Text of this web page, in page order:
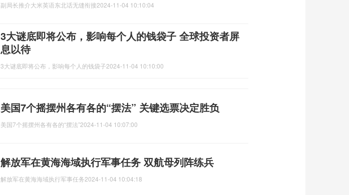
副局长推介大米英语东北话无缝衔接2024-11-04 10:10:04
3大谜底即将公布，影响每个人的钱袋子 全球投资者屏
息以待
3大谜底即将公布，影响每个人的钱袋子2024-11-04 10:10:00
美国7个摇摆州各有各的“摆法” 关键选票决定胜负
美国7个摇摆州各有各的“摆法”2024-11-04 10:07:00
解放军在黄海海域执行军事任务 双航母列阵练兵
解放军在黄海海域执行军事任务2024-11-04 10:04:18